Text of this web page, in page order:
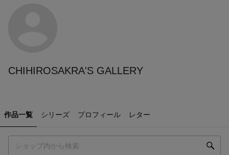
CHIHIROSAKRA'S GALLERY
作品一覧 シリーズ プロフィール レター